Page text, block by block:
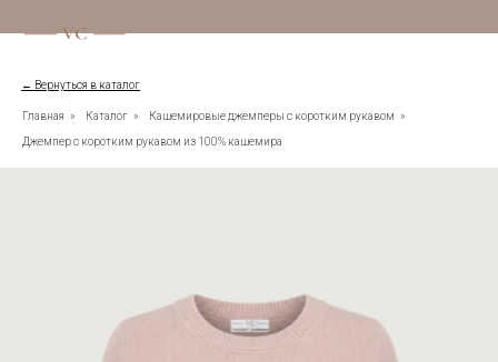
← Вернуться в каталог
Главная » Каталог » Кашемировые джемперы с коротким рукавом »
Джемпер с коротким рукавом из 100% кашемира